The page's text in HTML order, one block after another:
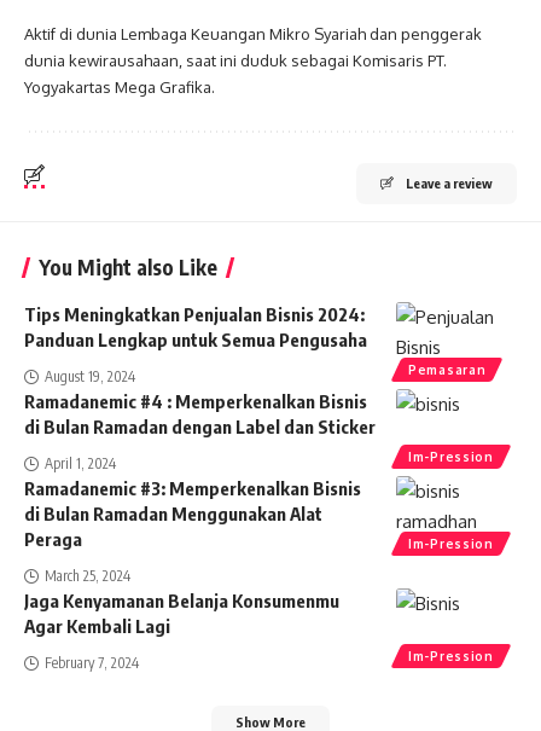
Aktif di dunia Lembaga Keuangan Mikro Syariah dan penggerak
dunia kewirausahaan, saat ini duduk sebagai Komisaris PT.
Yogyakartas Mega Grafika.
Leave a review
You Might also Like
Pemasaran
Tips Meningkatkan Penjualan Bisnis 2024:
Panduan Lengkap untuk Semua Pengusaha
August 19, 2024
Im-Pression
Ramadanemic #4 : Memperkenalkan Bisnis
di Bulan Ramadan dengan Label dan Sticker
April 1, 2024
Im-Pression
Ramadanemic #3: Memperkenalkan Bisnis
di Bulan Ramadan Menggunakan Alat
Peraga
March 25, 2024
Im-Pression
Jaga Kenyamanan Belanja Konsumenmu
Agar Kembali Lagi
February 7, 2024
Show More